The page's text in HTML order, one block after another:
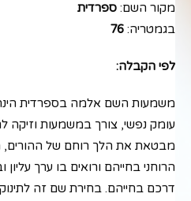
מקור השם: ספרדית
בגמטריה: 76
לפי הקבלה:
משמעות השם אלמה בספרדית
עומק נפשי, צורך במשמעות וזיקה
מבטאת את הלך רוחם של ההורים,
הרוחני בחייהם ורואים בו ערך
דרכם בחייהם. בחירת שם זה